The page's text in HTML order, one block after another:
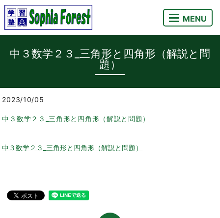
MENU
中３数学２３_三角形と四角形（解説と問
題）
2023/10/05
中３数学２３_三角形と四角形（解説と問題）
中３数学２３_三角形と四角形（解説と問題）